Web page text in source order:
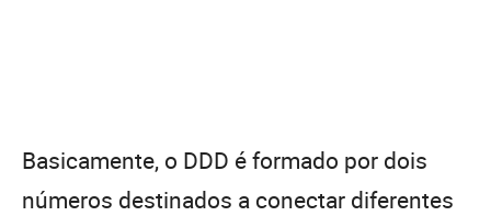
Basicamente, o DDD é formado por dois
números destinados a conectar diferentes